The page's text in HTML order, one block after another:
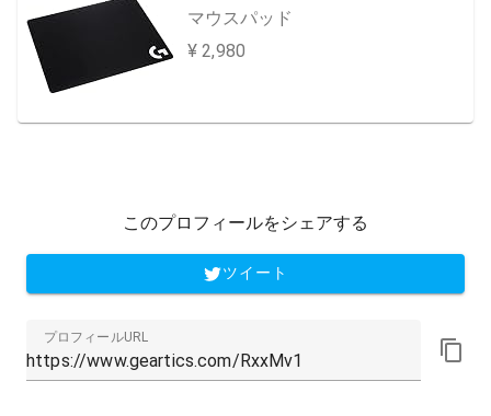
マウスパッド
¥ 2,980
このプロフィールをシェアする
ツイート
プロフィールURL